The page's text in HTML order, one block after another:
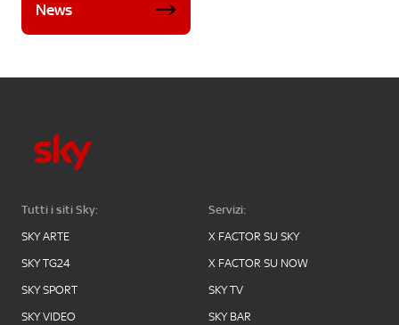
News
Tutti i siti Sky:
SKY ARTE
SKY TG24
SKY SPORT
SKY VIDEO
Servizi:
X FACTOR SU SKY
X FACTOR SU NOW
SKY TV
SKY BAR